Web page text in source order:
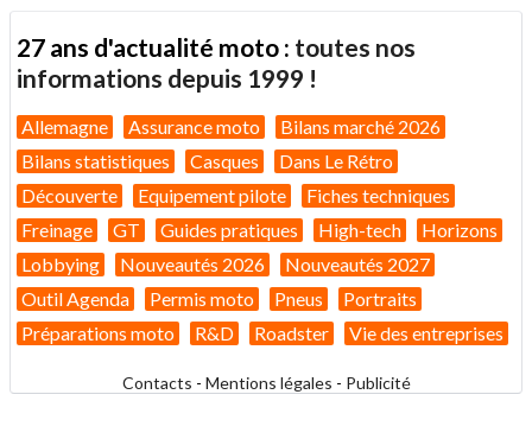
27 ans d'actualité moto : toutes nos
informations depuis 1999 !
Allemagne Assurance moto
Bilans marché 2026
Bilans statistiques
Casques
Dans Le Rétro
Découverte
Equipement pilote
Fiches techniques
Freinage
GT Guides pratiques High-tech
Horizons
Lobbying
Nouveautés 2026
Nouveautés 2027
Outil Agenda
Permis moto Pneus
Portraits
Préparations moto
R&D Roadster Vie des entreprises
Contacts - Mentions légales - Publicité